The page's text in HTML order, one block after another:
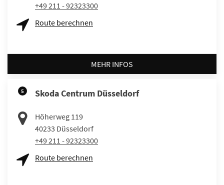
+49 211 - 92323300
Route berechnen
MEHR INFOS
5 Skoda Centrum Düsseldorf
Höherweg 119
40233 Düsseldorf
+49 211 - 92323300
Route berechnen